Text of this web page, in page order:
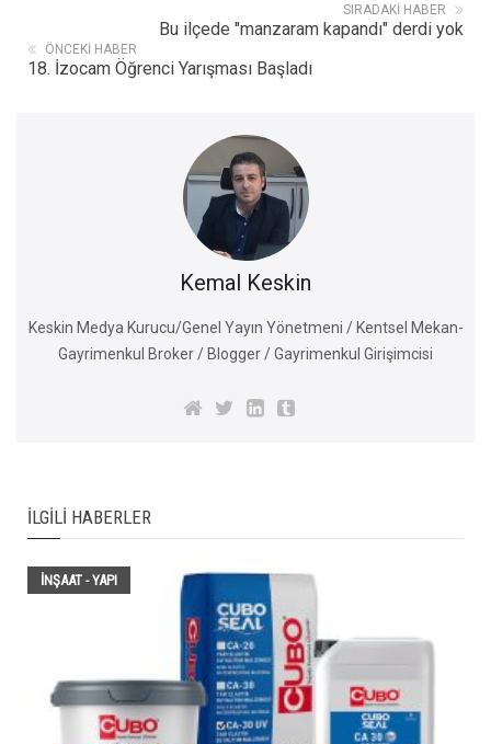
SIRADAKI HABER
Bu ilçede "manzaram kapandı" derdi yok
ÖNCEKI HABER
18. İzocam Öğrenci Yarışması Başladı
Kemal Keskin
Keskin Medya Kurucu/Genel Yayın Yönetmeni / Kentsel Mekan-
Gayrimenkul Broker / Blogger / Gayrimenkul Girişimcisi
İLGILI HABERLER
İNŞAAT - YAPI